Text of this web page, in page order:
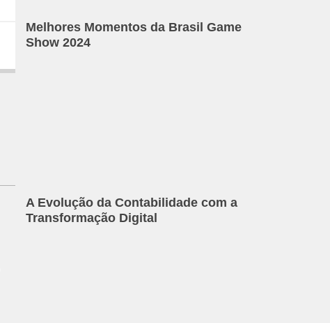
Melhores Momentos da Brasil Game
Show 2024
A Evolução da Contabilidade com a
Transformação Digital